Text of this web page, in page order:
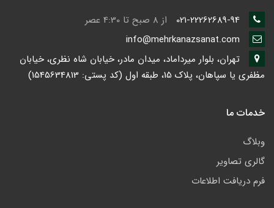
از 8 صبح تا 4:30 عصر
تهران، بلوار میرداماد، میدان مادر، خیابان شاه نظری، خیابان
مظفری یا سپاهان، پلاک 15، طبقه اول (کد پستی: 1545634813)
خدمات ما
وبلاگ
گالری تصاویر
فرم دریافت اطلاعات